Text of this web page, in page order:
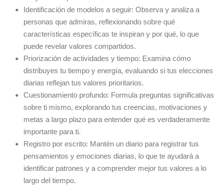
Identificación de modelos a seguir: Observa y analiza a
personas que admiras, reflexionando sobre qué
características específicas te inspiran y por qué, lo que
puede revelar valores compartidos.
Priorización de actividades y tiempo: Examina cómo
distribuyes tu tiempo y energía, evaluando si tus elecciones
diarias reflejan tus valores prioritarios.
Cuestionamiento profundo: Formula preguntas significativas
sobre ti mismo, explorando tus creencias, motivaciones y
metas a largo plazo para entender qué es verdaderamente
importante para ti.
Registro por escrito: Mantén un diario para registrar tus
pensamientos y emociones diarias, lo que te ayudará a
identificar patrones y a comprender mejor tus valores a lo
largo del tiempo.